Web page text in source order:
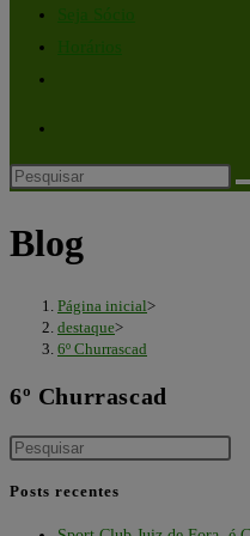
Seja Sócio
Horários
Blog
Página inicial>
destaque>
6º Churrascad
6º Churrascad
Posts recentes